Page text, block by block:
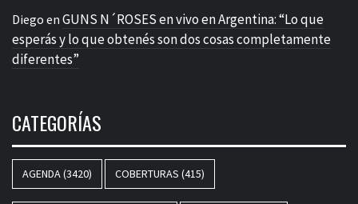
Diego en GUNS N´ROSES en vivo en Argentina: “Lo que
esperás y lo que obtenés son dos cosas completamente
diferentes”
CATEGORÍAS
AGENDA(3420) COBERTURAS (415)